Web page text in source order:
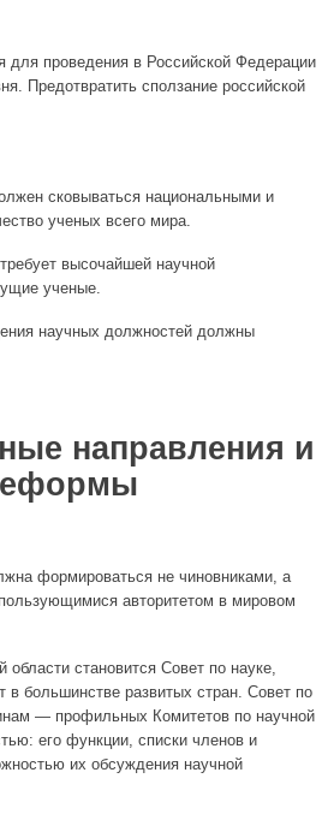
для проведения в Российской Федерации
Предотвратить сползание российской
сковываться национальными и
ученых всего мира.
высочайшей научной
ученые.
научных должностей должны
и
формироваться не чиновниками, а
авторитетом в мировом
становится Совет по науке,
большинстве развитых стран. Совет по
— профильных Комитетов по научной
его функции, списки членов и
их обсуждения научной